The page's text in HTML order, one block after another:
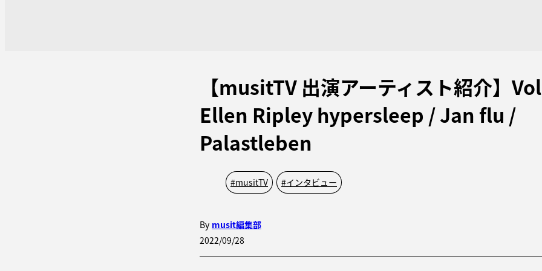
【musitTV 出演アーティスト紹介】
Ellen Ripley hypersleep / Jan flu /
Palastleben
#musitTV #インタビュー
By musit編集部
2022/09/28